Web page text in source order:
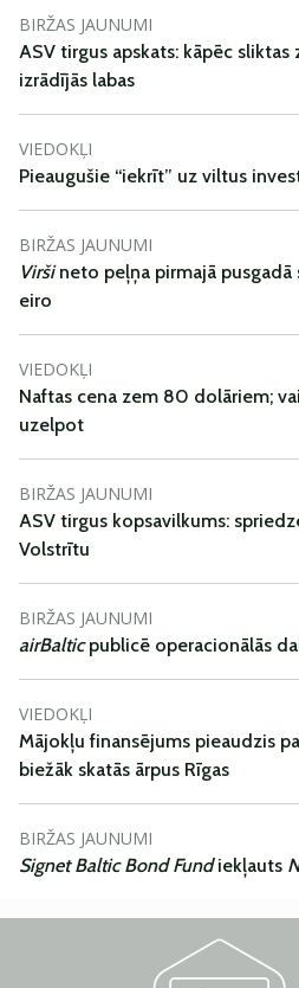
BIRŽAS JAUNUMI
ASV tirgus apskats: kāpēc
izrādījās labas
VIEDOKĻI
Pieaugušie “iekrīt” uz viltus
BIRŽAS JAUNUMI
Viršineto peļņa pirmajā
eiro
VIEDOKĻI
Naftas cena zem 80 dolāriem;
uzelpot
BIRŽAS JAUNUMI
ASV tirgus kopsavilkums:
Volstrītu
BIRŽAS JAUNUMI
airBalticpublicē operacionālās
VIEDOKĻI
Mājokļu finansējums pieaudzis
biežāk skatās ārpus Rīgas
BIRŽAS JAUNUMI
Signet Baltic Bond Fundiekļauts